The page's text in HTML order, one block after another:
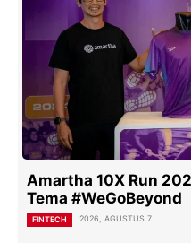
Amartha 10X Run
Tema #WeGoBeyond
FINTECH 2026, AGUSTUS 7